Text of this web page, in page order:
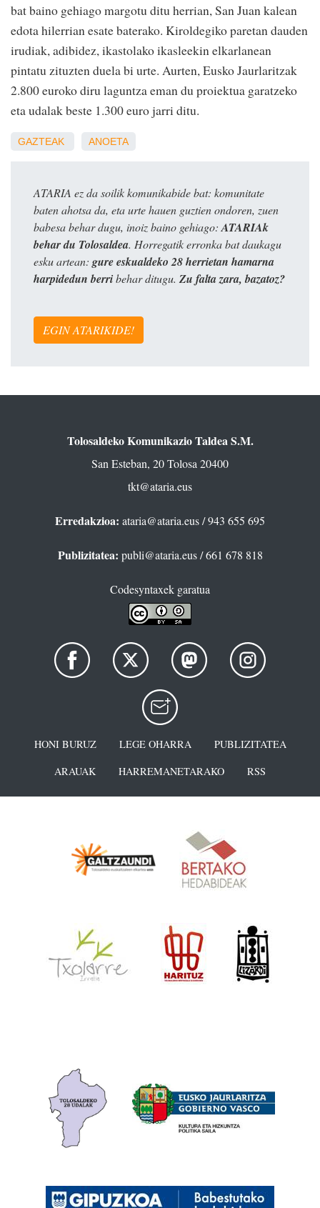
bat baino gehiago margotu ditu herrian, San Juan kalean
edota hilerrian esate baterako. Kiroldegiko paretan dauden
irudiak, adibidez, ikastolako ikasleekin elkarlanean
pintatu zituzten duela bi urte. Aurten, Eusko Jaurlaritzak
2.800 euroko diru laguntza eman du proiektua garatzeko
eta udalak beste 1.300 euro jarri ditu.
GAZTEAK ANOETA
ATARIA ez da soilik komunikabide bat: komunitate
baten ahotsa da, eta urte hauen guztien ondoren, zuen
babesa behar dugu, inoiz baino gehiago: ATARIAk
behar du Tolosaldea. Horregatik erronka bat daukagu
esku artean: gure eskualdeko 28 herrietan hamarna
harpidedun berribehar ditugu. Zu falta zara, bazatoz?
EGIN ATARIKIDE!
Tolosaldeko Komunikazio Taldea S.M.
San Esteban, 20 Tolosa 20400
tkt@ataria.eus
Erredakzioa: ataria@ataria.eus/ 943 655 695
Publizitatea: publi@ataria.eus/ 661 678 818
Codesyntaxek garatua
HONI BURUZ LEGE OHARRA
PUBLIZITATEA
ARAUAK
HARREMANETARAKO RSS